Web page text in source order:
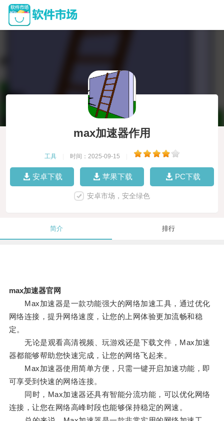
max加速器作用
工具 时间：2025-09-15
安卓下载 苹果下载 PC下载
安卓市场，安全绿色
简介 排行
max加速器官网
Max加速器是一款功能强大的网络加速工具，通过优化
网络连接，提升网络速度，让您的上网体验更加流畅和稳
定。
无论是观看高清视频、玩游戏还是下载文件，Max加速
器都能够帮助您快速完成，让您的网络飞起来。
Max加速器使用简单方便，只需一键开启加速功能，即
可享受到快速的网络连接。
同时，Max加速器还具有智能分流功能，可以优化网络
连接，让您在网络高峰时段也能够保持稳定的网速。